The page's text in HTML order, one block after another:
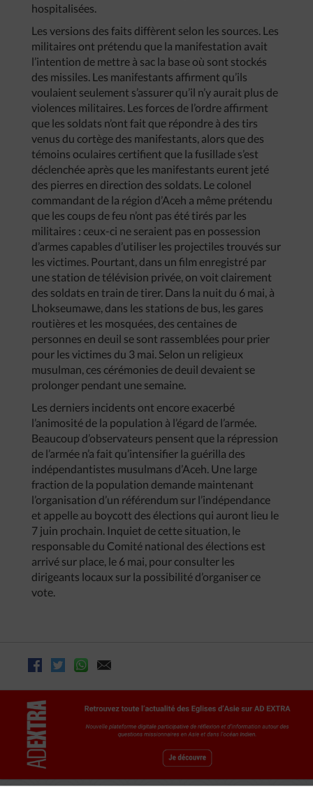
hospitalisées.
Les versions des faits diffèrent selon les sources. Les
militaires ont prétendu que la manifestation avait
l’intention de mettre à sac la base où sont stockés
des missiles. Les manifestants affirment qu’ils
voulaient seulement s’assurer qu’il n’y aurait plus de
violences militaires. Les forces de l’ordre affirment
que les soldats n’ont fait que répondre à des tirs
venus du cortège des manifestants, alors que des
témoins oculaires certifient que la fusillade s’est
déclenchée après que les manifestants eurent jeté
des pierres en direction des soldats. Le colonel
commandant de la région d’Aceh a même prétendu
que les coups de feu n’ont pas été tirés par les
militaires : ceux-ci ne seraient pas en possession
d’armes capables d’utiliser les projectiles trouvés sur
les victimes. Pourtant, dans un film enregistré par
une station de télévision privée, on voit clairement
des soldats en train de tirer. Dans la nuit du 6 mai, à
Lhokseumawe, dans les stations de bus, les gares
routières et les mosquées, des centaines de
personnes en deuil se sont rassemblées pour prier
pour les victimes du 3 mai. Selon un religieux
musulman, ces cérémonies de deuil devaient se
prolonger pendant une semaine.
Les derniers incidents ont encore exacerbé
l’animosité de la population à l’égard de l’armée.
Beaucoup d’observateurs pensent que la répression
de l’armée n’a fait qu’intensifier la guérilla des
indépendantistes musulmans d’Aceh. Une large
fraction de la population demande maintenant
l’organisation d’un référendum sur l’indépendance
et appelle au boycott des élections qui auront lieu le
7 juin prochain. Inquiet de cette situation, le
responsable du Comité national des élections est
arrivé sur place, le 6 mai, pour consulter les
dirigeants locaux sur la possibilité d’organiser ce
vote.